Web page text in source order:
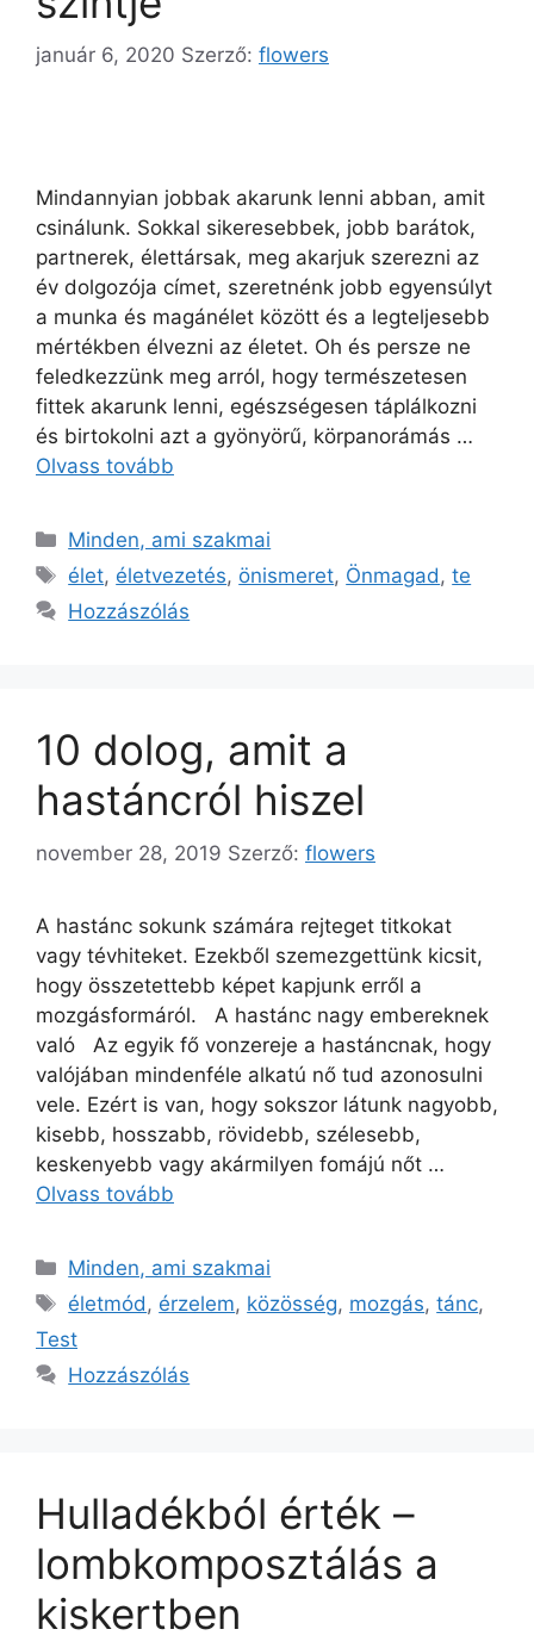
január 6, 2020 Szerző: flowers
Mindannyian jobbak akarunk lenni abban, amit
csinálunk. Sokkal sikeresebbek, jobb barátok,
partnerek, élettársak, meg akarjuk szerezni az
év dolgozója címet, szeretnénk jobb egyensúlyt
a munka és magánélet között és a legteljesebb
mértékben élvezni az életet. Oh és persze ne
feledkezzünk meg arról, hogy természetesen
fittek akarunk lenni, egészségesen táplálkozni
és birtokolni azt a gyönyörű, körpanorámás …
Olvass tovább
Minden, ami szakmai
élet, életvezetés, önismeret, Önmagad,te
Hozzászólás
10 dolog, amit a
hastáncról hiszel
november 28, 2019 Szerző: flowers
A hastánc sokunk számára rejteget titkokat
vagy tévhiteket. Ezekből szemezgettünk kicsit,
hogy összetettebb képet kapjunk erről a
mozgásformáról. A hastánc nagy embereknek
való Az egyik fő vonzereje a hastáncnak, hogy
valójában mindenféle alkatú nő tud azonosulni
vele. Ezért is van, hogy sokszor látunk nagyobb,
kisebb, hosszabb, rövidebb, szélesebb,
keskenyebb vagy akármilyen fomájú nőt …
Olvass tovább
Minden, ami szakmai
életmód , érzelem, közösség, mozgás,tánc,
Test
Hozzászólás
Hulladékból érték –
lombkomposztálás a
kiskertben